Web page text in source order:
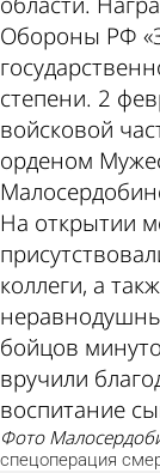
Обороны РФ
степени. 2
войсковой
орденом
На открытии
коллеги, а
бойцов
вручили
воспитание
фото
спецоперация